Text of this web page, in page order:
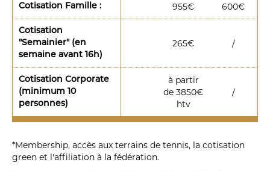
Cotisation Famille : 955€ 600€
Cotisation
"Semainier" (en
semaine avant 16h)
265€ /
Cotisation Corporate
(minimum 10
personnes)
à partir
de 3850€
htv
/
*Membership, accès aux terrains de tennis, la cotisation
green et l'affiliation à la fédération.